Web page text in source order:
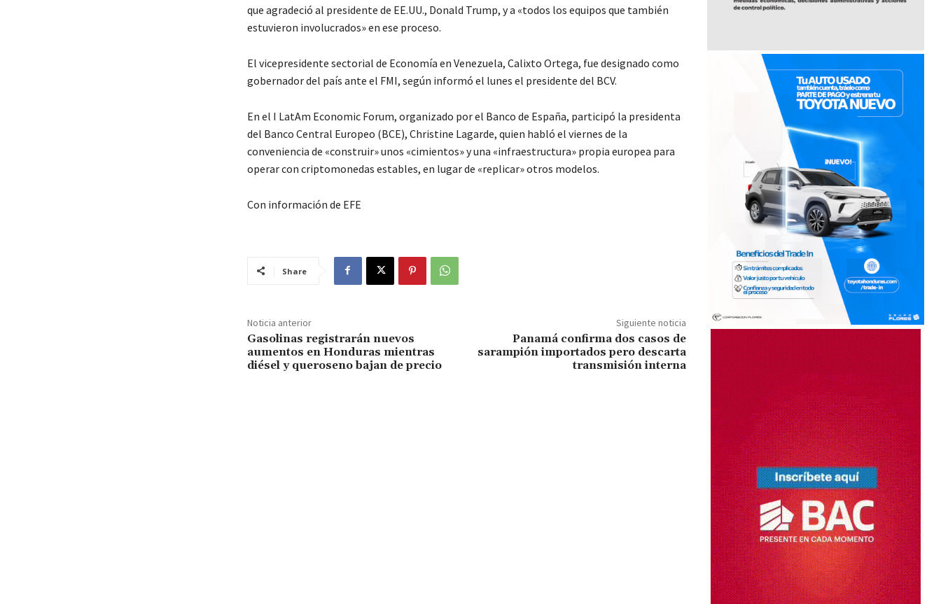
que agradeció al presidente de EE.UU., Donald Trump, y a «todos los equipos que también
estuvieron involucrados» en ese proceso.
El vicepresidente sectorial de Economía en Venezuela, Calixto Ortega, fue designado como
gobernador del país ante el FMI, según informó el lunes el presidente del BCV.
En el I LatAm Economic Forum, organizado por el Banco de España, participó la presidenta
del Banco Central Europeo (BCE), Christine Lagarde, quien habló el viernes de la
conveniencia de «construir» unos «cimientos» y una «infraestructura» propia europea para
operar con criptomonedas estables, en lugar de «replicar» otros modelos.
Con información de EFE
Share
Noticia anterior
Gasolinas registrarán nuevos
aumentos en Honduras mientras
diésel y queroseno bajan de precio
Siguiente noticia
Panamá confirma dos casos de
sarampión importados pero descarta
transmisión interna